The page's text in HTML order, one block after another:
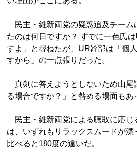
民主・維新両党の疑惑追及チーム
たのは何日ですか？ すでに一色氏
すよ」と尋ねたが、UR幹部は「個
すから」の一点張りだった。
真剣に答えようとしないため山尾
る場合ですか？」と咎める場面もあ
民主・維新両党による聴取に応じ
は、いずれもリラックスムードが漂
比べると180度の違いだ。